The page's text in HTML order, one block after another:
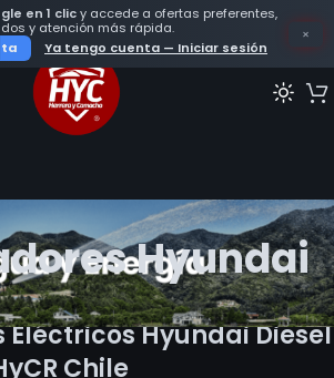
en 1 clicy accede a ofertas preferentes,
y atención más rápida.
Ya tengo cuenta — Iniciar sesión
×
Hyundai
Eléctricos Hyundai Diesel
Chile